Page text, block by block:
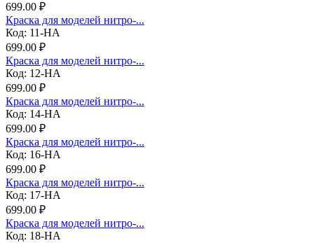
699.00 ₽
Краска для моделей нитро-...
Код: 11-НА
699.00 ₽
Краска для моделей нитро-...
Код: 12-НА
699.00 ₽
Краска для моделей нитро-...
Код: 14-НА
699.00 ₽
Краска для моделей нитро-...
Код: 16-НА
699.00 ₽
Краска для моделей нитро-...
Код: 17-НА
699.00 ₽
Краска для моделей нитро-...
Код: 18-НА